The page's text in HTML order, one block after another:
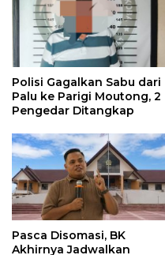
Polisi Gagalkan Sabu dari
Palu ke Parigi Moutong, 2
Pengedar Ditangkap
Pasca Disomasi, BK
Akhirnya Jadwalkan